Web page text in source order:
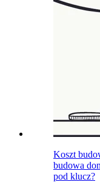
Koszt
budowa
pod klucz?